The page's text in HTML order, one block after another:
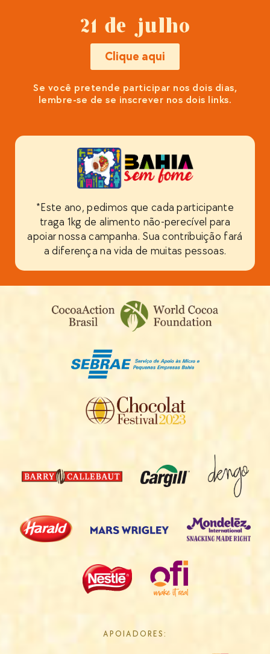
21 de julho
Clique aqui
Se você pretende participar nos dois dias,
lembre-se de se inscrever nos dois links.
*Este ano, pedimos que cada participante
traga 1kg de alimento não-perecível para
apoiar nossa campanha. Sua contribuição fará
a diferença na vida de muitas pessoas.
APOIADORES: